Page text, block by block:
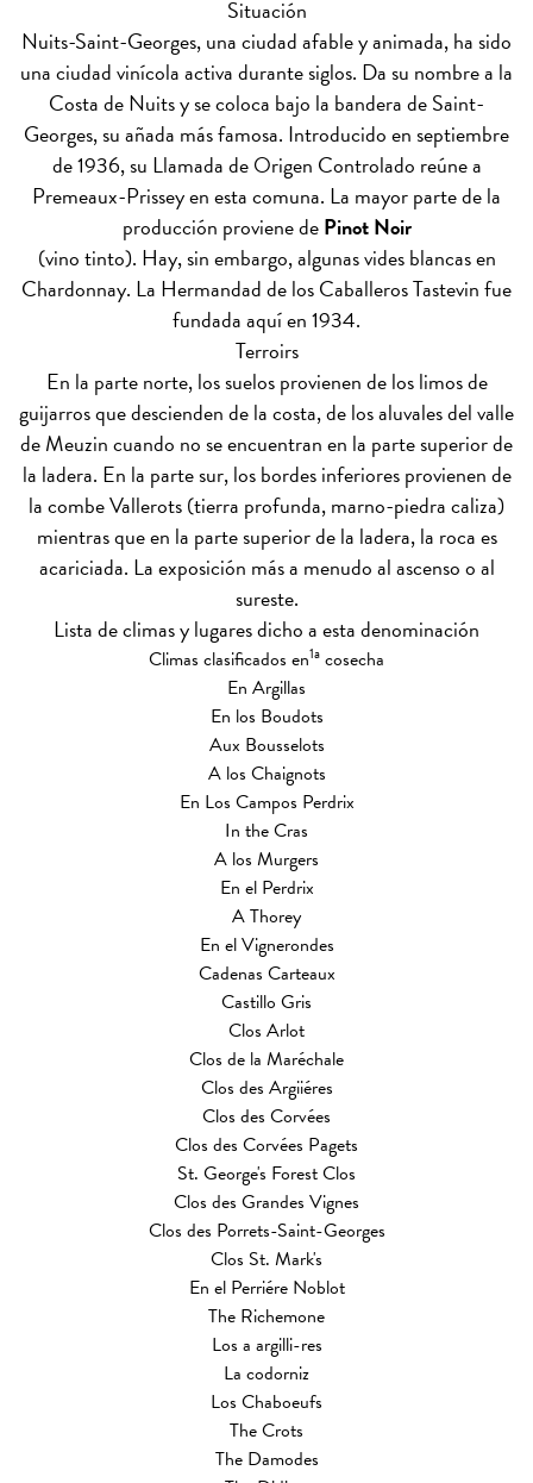
Situación
Nuits-Saint-Georges, una ciudad afable y animada, ha sido
una ciudad vinícola activa durante siglos. Da su nombre a la
Costa de Nuits y se coloca bajo la bandera de Saint-
Georges, su añada más famosa. Introducido en septiembre
de 1936, su Llamada de Origen Controlado reúne a
Premeaux-Prissey en esta comuna. La mayor parte de la
producción proviene dePinot Noir
(vino tinto). Hay, sin embargo, algunas vides blancas en
Chardonnay. La Hermandad de los Caballeros Tastevin fue
fundada aquí en 1934.
Terroirs
En la parte norte, los suelos provienen de los limos de
guijarros que descienden de la costa, de los aluvales del valle
de Meuzin cuando no se encuentran en la parte superior de
la ladera. En la parte sur, los bordes inferiores provienen de
la combe Vallerots (tierra profunda, marno-piedra caliza)
mientras que en la parte superior de la ladera, la roca es
acariciada. La exposición más a menudo al ascenso o al
sureste.
Lista de climas y lugares dicho a esta denominación
Climas clasificados en1a cosecha
En Argillas
En los Boudots
Aux Bousselots
A los Chaignots
En Los Campos Perdrix
In the Cras
A los Murgers
En el Perdrix
A Thorey
En el Vignerondes
Cadenas Carteaux
Castillo Gris
Clos Arlot
Clos de la Maréchale
Clos des Argiiéres
Clos des Corvées
Clos des Corvées Pagets
St. George's Forest Clos
Clos des Grandes Vignes
Clos des Porrets-Saint-Georges
Clos St. Mark's
En el Perriére Noblot
The Richemone
Los a argilli-res
La codorniz
Los Chaboeufs
The Crots
The Damodes